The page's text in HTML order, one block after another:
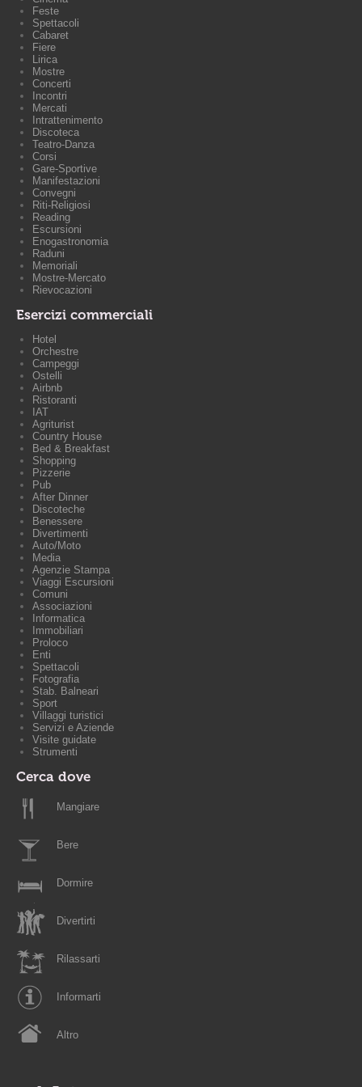
Feste
Spettacoli
Cabaret
Fiere
Lirica
Mostre
Concerti
Incontri
Mercati
Intrattenimento
Discoteca
Teatro-Danza
Corsi
Gare-Sportive
Manifestazioni
Convegni
Riti-Religiosi
Reading
Escursioni
Enogastronomia
Raduni
Memoriali
Mostre-Mercato
Rievocazioni
Esercizi commerciali
Hotel
Orchestre
Campeggi
Ostelli
Airbnb
Ristoranti
IAT
Agriturist
Country House
Bed & Breakfast
Shopping
Pizzerie
Pub
After Dinner
Discoteche
Benessere
Divertimenti
Auto/Moto
Media
Agenzie Stampa
Viaggi Escursioni
Comuni
Associazioni
Informatica
Immobiliari
Proloco
Enti
Spettacoli
Fotografia
Stab. Balneari
Sport
Villaggi turistici
Servizi e Aziende
Visite guidate
Strumenti
Cerca dove
Mangiare
Bere
Dormire
Divertirti
Rilassarti
Informarti
Altro